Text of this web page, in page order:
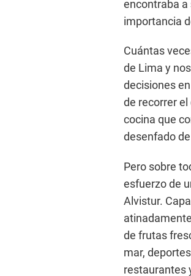
encontraba a
importancia
Cuántas
de Lima y
decisiones
de recorrer
cocina que
desenfado
Pero sobre
esfuerzo de
Alvistur.
de frutas
mar,
restaurantes